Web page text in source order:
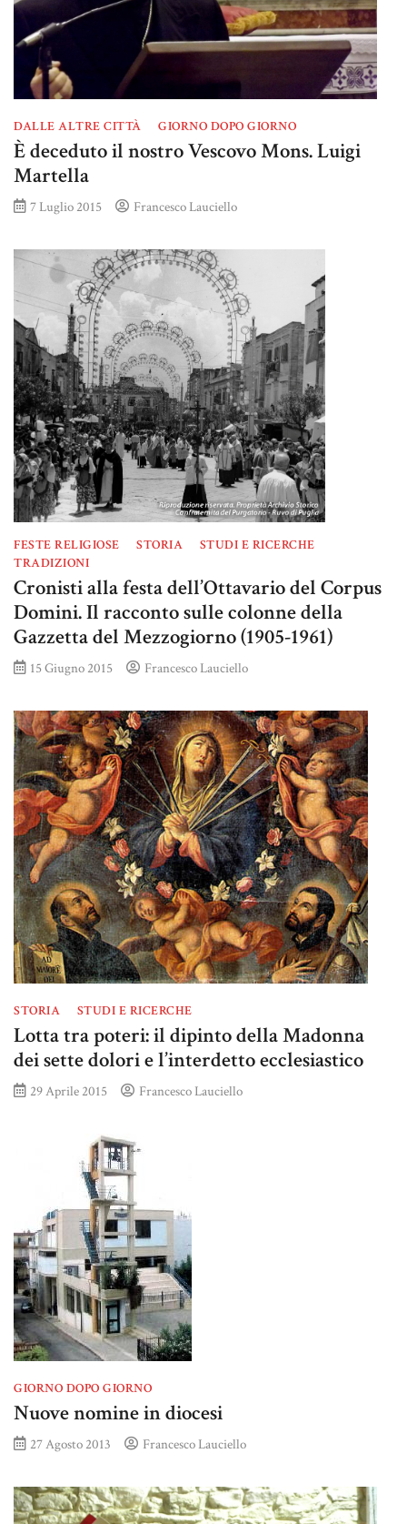
DALLE ALTRE CITTÀ GIORNO DOPO GIORNO
È deceduto il nostro Vescovo Mons. Luigi
Martella
7 Luglio 2015 Francesco Lauciello
FESTE RELIGIOSE STORIA
STUDI E RICERCHE
TRADIZIONI
Cronisti alla festa dell’Ottavario del Corpus
Domini. Il racconto sulle colonne della
Gazzetta del Mezzogiorno (1905-1961)
15 Giugno 2015 Francesco Lauciello
STORIA STUDI E RICERCHE
Lotta tra poteri: il dipinto della Madonna
dei sette dolori e l’interdetto ecclesiastico
29 Aprile 2015 Francesco Lauciello
GIORNO DOPO GIORNO
Nuove nomine in diocesi
27 Agosto 2013 Francesco Lauciello